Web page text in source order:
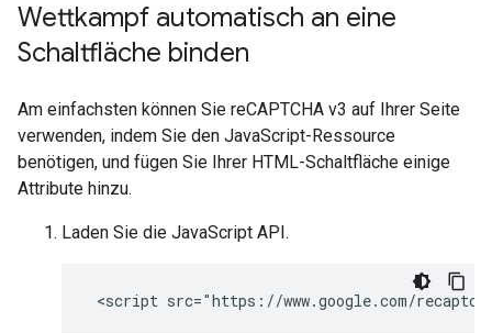
Wettkampf automatisch an eine
Schaltfläche binden
Am einfachsten können Sie reCAPTCHA v3 auf Ihrer Seite
verwenden, indem Sie den JavaScript-Ressource
benötigen, und fügen Sie Ihrer HTML-Schaltfläche einige
Attribute hinzu.
Laden Sie die JavaScript API.